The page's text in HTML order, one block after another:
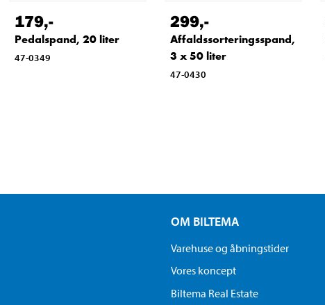
179,-
Pedalspand, 20 liter
47-0349
299,-
Affaldssorteringsspand,
3 x 50 liter
47-0430
OM BILTEMA
Varehuse og åbningstider
Vores koncept
Biltema Real Estate